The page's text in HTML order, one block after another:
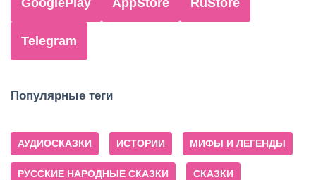
GooglePlay AppStore RuStore
Telegram
Популярные теги
АУДИОСКАЗКИ ИСТОРИИ МИФЫ И ЛЕГЕНДЫ
РУССКИЕ НАРОДНЫЕ СКАЗКИ СКАЗКИ